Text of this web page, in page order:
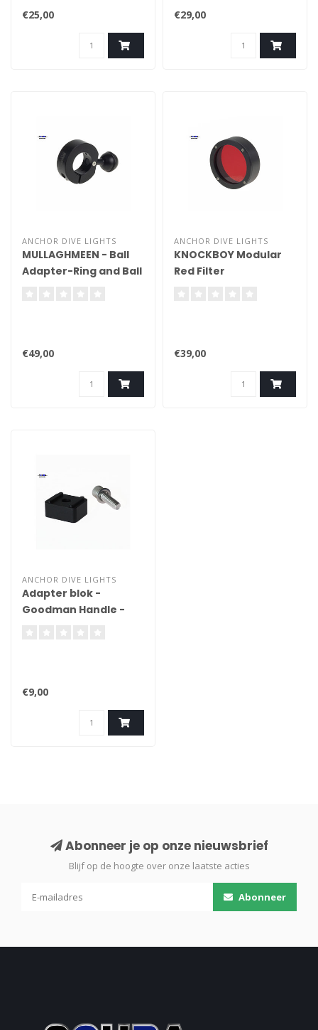
€25,00 €29,00
ANCHOR DIVE LIGHTS
MULLAGHMEEN - Ball
Adapter-Ring and Ball
€49,00
ANCHOR DIVE LIGHTS
KNOCKBOY Modular
Red Filter
€39,00
ANCHOR DIVE LIGHTS
Adapter blok -
Goodman Handle -
€9,00
Abonneer je op onze nieuwsbrief
Blijf op de hoogte over onze laatste acties
Abonneer